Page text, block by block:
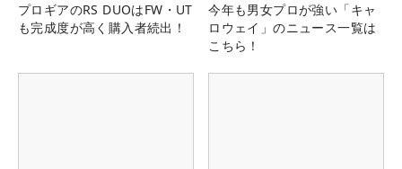
プロギアのRS DUOはFW・UT
も完成度が高く購入者続出！
今年も男女プロが強い「キャ
ロウェイ」のニュース一覧は
こちら！